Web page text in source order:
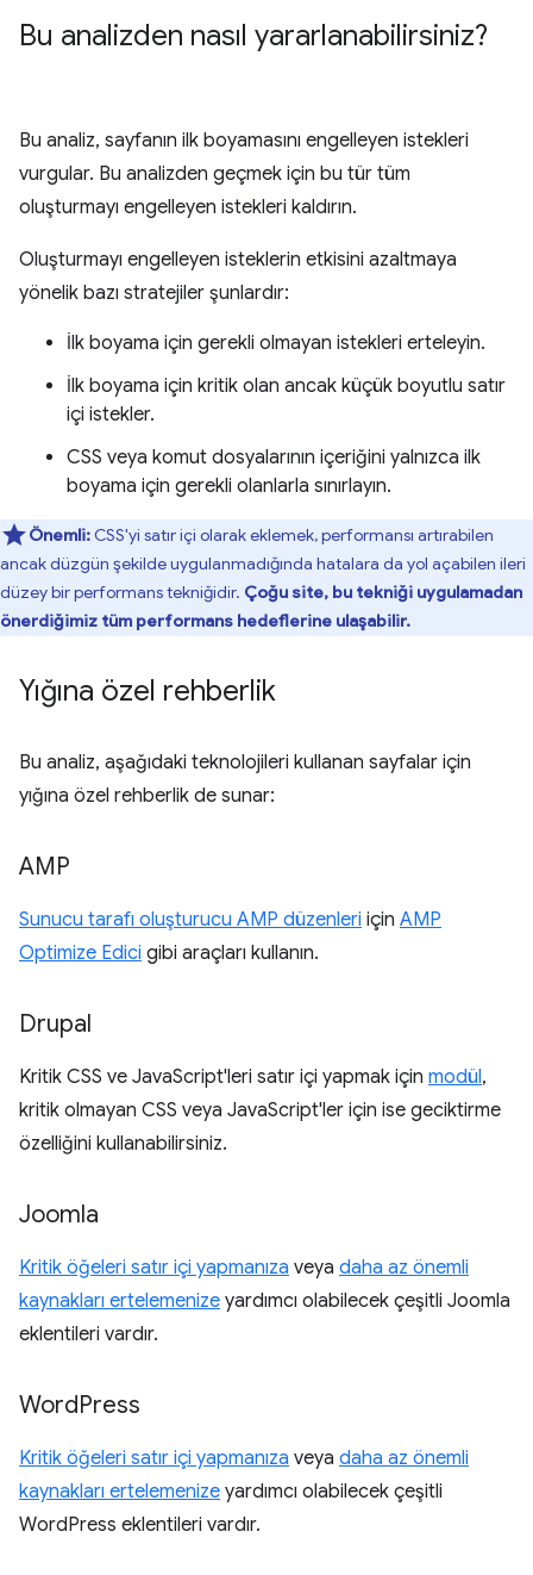
Bu analizden nasıl yararlanabilirsiniz?
Bu analiz, sayfanın ilk boyamasını engelleyen istekleri
vurgular. Bu analizden geçmek için bu tür tüm
oluşturmayı engelleyen istekleri kaldırın.
Oluşturmayı engelleyen isteklerin etkisini azaltmaya
yönelik bazı stratejiler şunlardır:
İlk boyama için gerekli olmayan istekleri erteleyin.
İlk boyama için kritik olan ancak küçük boyutlu satır
içi istekler.
CSS veya komut dosyalarının içeriğini yalnızca ilk
boyama için gerekli olanlarla sınırlayın.
Önemli: CSS'yi satır içi olarak eklemek, performansı artırabilen
ancak düzgün şekilde uygulanmadığında hatalara da yol açabilen ileri
düzey bir performans tekniğidir. Çoğu site, bu tekniği uygulamadan
önerdiğimiz tüm performans hedeflerine ulaşabilir.
Yığına özel rehberlik
Bu analiz, aşağıdaki teknolojileri kullanan sayfalar için
yığına özel rehberlik de sunar:
AMP
Sunucu tarafı oluşturucu AMP düzenleri için AMP
Optimize Edici gibi araçları kullanın.
Drupal
Kritik CSS ve JavaScript'leri satır içi yapmak için modül,
kritik olmayan CSS veya JavaScript'ler için ise geciktirme
özelliğini kullanabilirsiniz.
Joomla
Kritik öğeleri satır içi yapmanıza veya daha az önemli
kaynakları ertelemenize yardımcı olabilecek çeşitli Joomla
eklentileri vardır.
WordPress
Kritik öğeleri satır içi yapmanıza veya daha az önemli
kaynakları ertelemenize yardımcı olabilecek çeşitli
WordPress eklentileri vardır.